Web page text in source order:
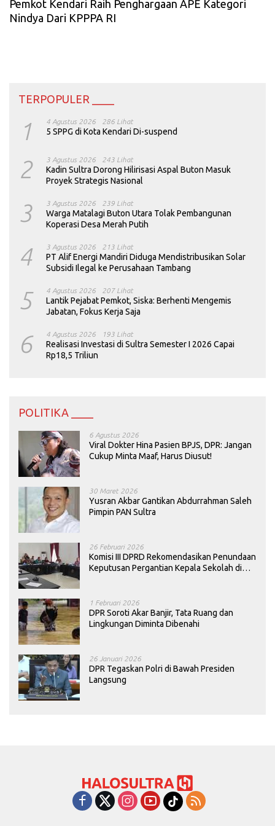
Pemkot Kendari Raih Penghargaan APE Kategori
Nindya Dari KPPPA RI
TERPOPULER ____
1 4 Agustus 2026 286 Lihat
5 SPPG di Kota Kendari Di-suspend
2 3 Agustus 2026 243 Lihat
Kadin Sultra Dorong Hilirisasi Aspal Buton Masuk
Proyek Strategis Nasional
3 3 Agustus 2026 239 Lihat
Warga Matalagi Buton Utara Tolak Pembangunan
Koperasi Desa Merah Putih
4 3 Agustus 2026 213 Lihat
PT Alif Energi Mandiri Diduga Mendistribusikan Solar
Subsidi Ilegal ke Perusahaan Tambang
5 4 Agustus 2026 207 Lihat
Lantik Pejabat Pemkot, Siska: Berhenti Mengemis
Jabatan, Fokus Kerja Saja
6 4 Agustus 2026 193 Lihat
Realisasi Investasi di Sultra Semester I 2026 Capai
Rp18,5 Triliun
POLITIKA ____
6 Agustus 2026
Viral Dokter Hina Pasien BPJS, DPR: Jangan
Cukup Minta Maaf, Harus Diusut!
30 Maret 2026
Yusran Akbar Gantikan Abdurrahman Saleh
Pimpin PAN Sultra
26 Februari 2026
Komisi III DPRD Rekomendasikan Penundaan
Keputusan Pergantian Kepala Sekolah di
1 Februari 2026
DPR Soroti Akar Banjir, Tata Ruang dan
Lingkungan Diminta Dibenahi
26 Januari 2026
DPR Tegaskan Polri di Bawah Presiden
Langsung